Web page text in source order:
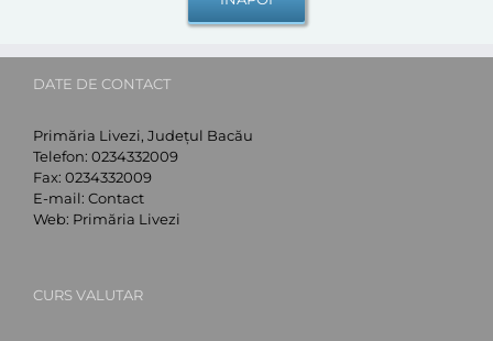
DATE DE CONTACT
Primăria Livezi, Județul Bacău
Telefon: 0234332009
Fax: 0234332009
E-mail: Contact
Web: Primăria Livezi
CURS VALUTAR